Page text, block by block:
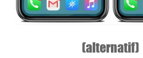
(alternatif)